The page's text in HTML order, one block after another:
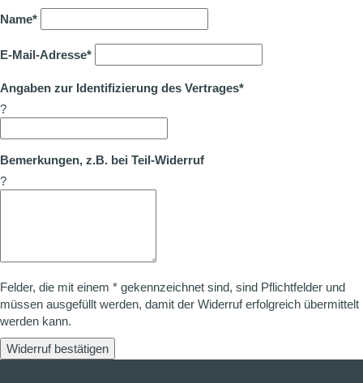
Name*
E-Mail-Adresse*
Angaben zur Identifizierung des Vertrages*
?
Bemerkungen, z.B. bei Teil-Widerruf
?
Felder, die mit einem * gekennzeichnet sind, sind Pflichtfelder und
müssen ausgefüllt werden, damit der Widerruf erfolgreich übermittelt
werden kann.
Widerruf bestätigen